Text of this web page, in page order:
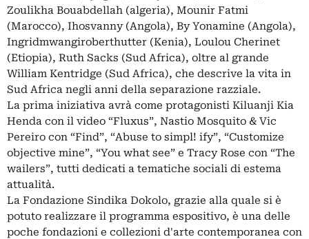
Zoulikha Bouabdellah (algeria), Mounir Fatmi
(Marocco), Ihosvanny (Angola), By Yonamine (Angola),
Ingridmwangiroberthutter (Kenia), Loulou Cherinet
(Etiopia), Ruth Sacks (Sud Africa), oltre al grande
William Kentridge (Sud Africa), che descrive la vita in
Sud Africa negli anni della separazione razziale.
La prima iniziativa avrà come protagonisti Kiluanji Kia
Henda con il video “Fluxus”, Nastio Mosquito & Vic
Pereiro con “Find”, “Abuse to simpl! ify”, “Customize
objective mine”, “You what see” e Tracy Rose con “The
wailers”, tutti dedicati a tematiche sociali di estema
attualità.
La Fondazione Sindika Dokolo, grazie alla quale si è
potuto realizzare il programma espositivo, è una delle
poche fondazioni e collezioni d'arte contemporanea con